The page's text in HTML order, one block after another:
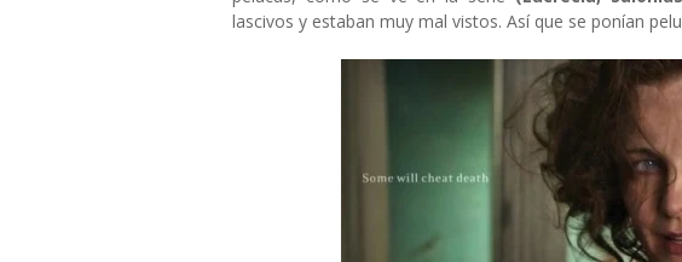
lascivos y estaban muy mal vistos. Así que se ponían